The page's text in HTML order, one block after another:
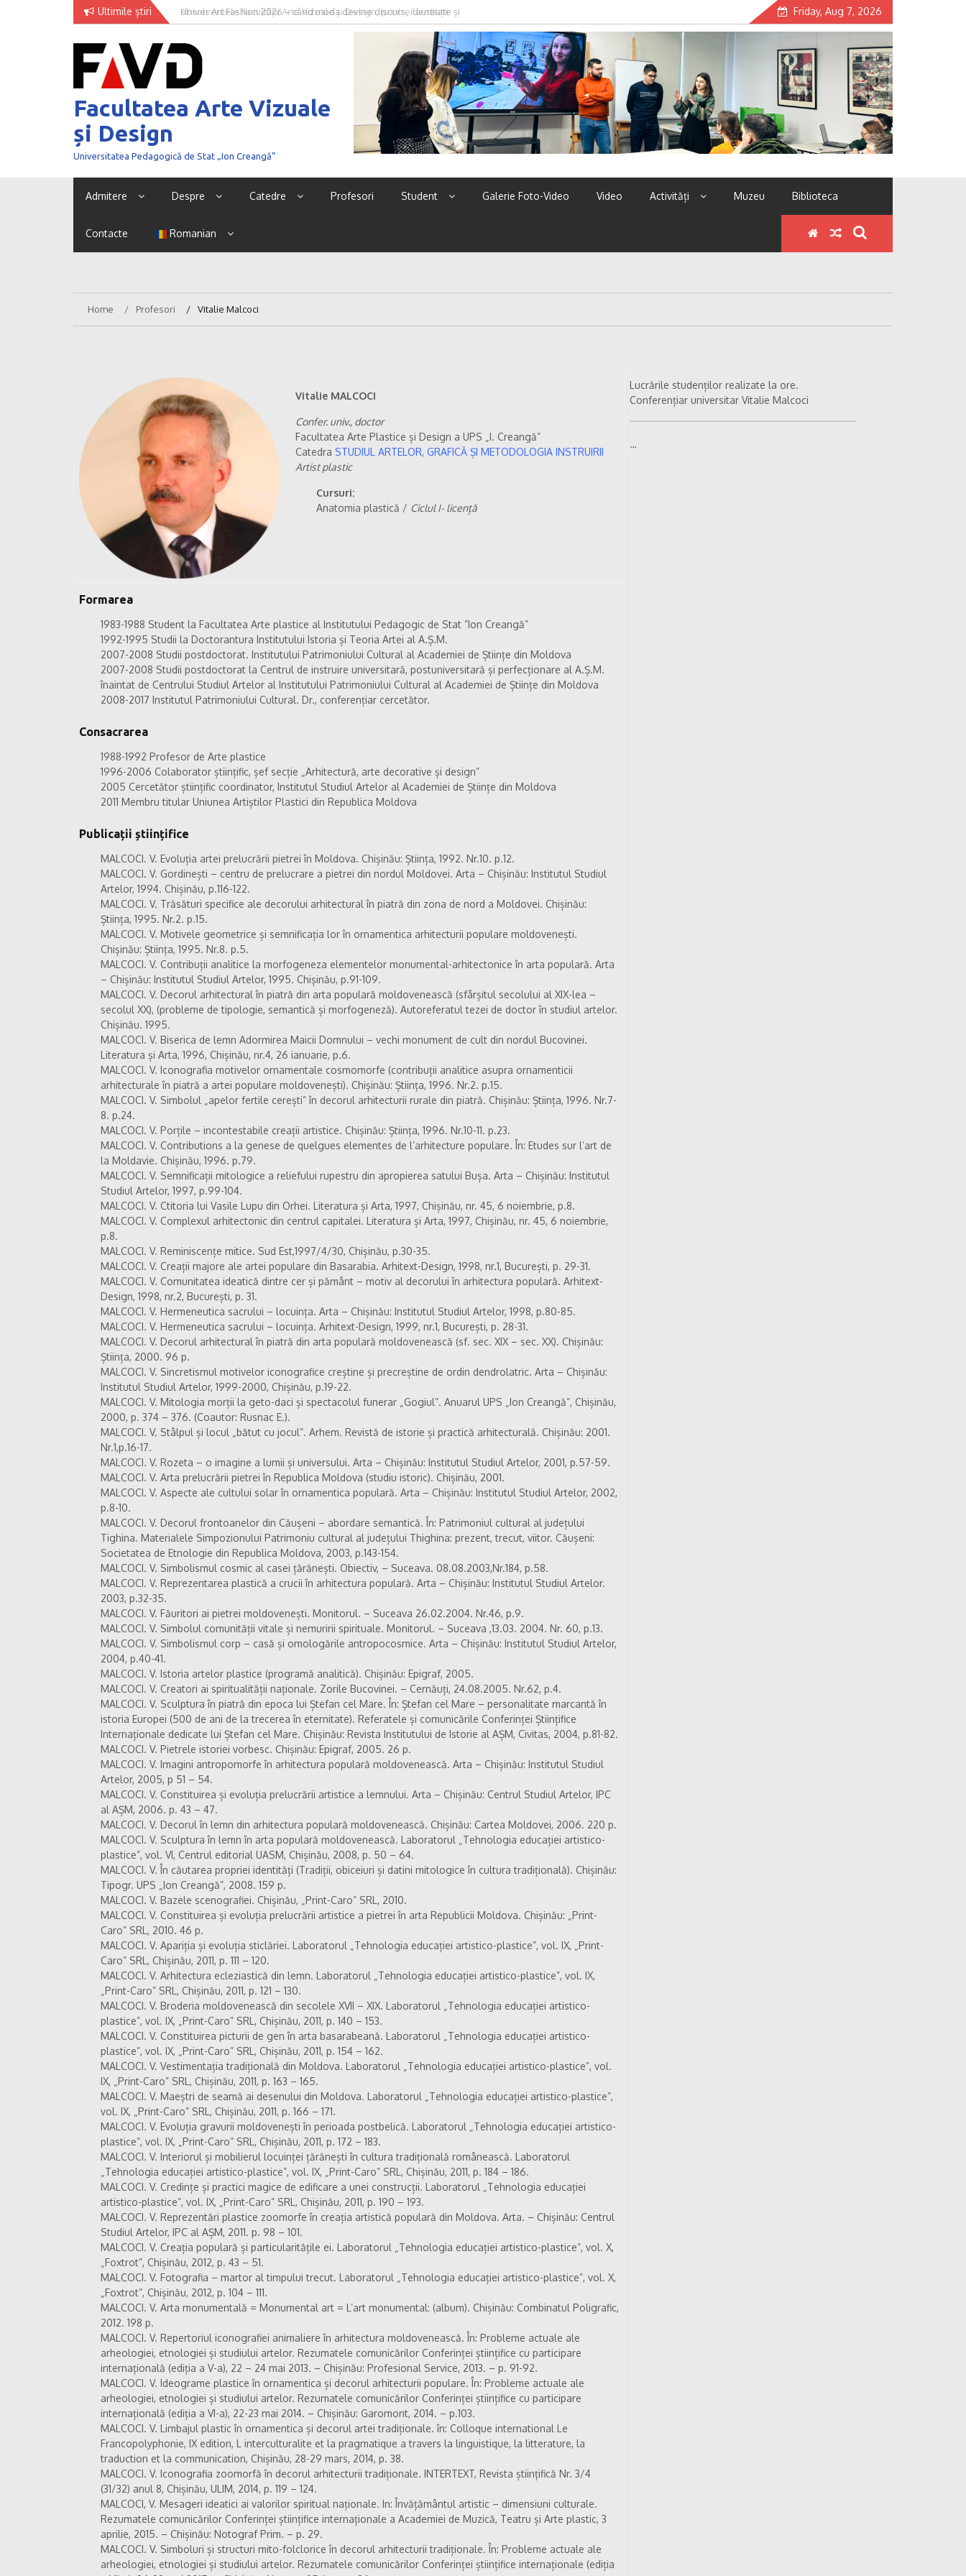
Ultimile știri
Univer Art Fashion 2026 – când moda devine discurs, identitate și
curaj de a fi văzut
Friday, Aug 7, 2026
Facultatea Arte Vizuale
și Design
Universitatea Pedagogică de Stat „Ion Creangă”
Admitere Despre Catedre Profesori Student Galerie Foto-Video Video Activități Muzeu Biblioteca
Contacte Romanian
Home Profesori Vitalie Malcoci
Vitalie MALCOCI
Confer. univ., doctor
Facultatea Arte Plastice și Design a UPS „I. Creangă”
Catedra STUDIUL ARTELOR, GRAFICĂ ȘI METODOLOGIA INSTRUIRII
Artist plastic
Cursuri:
Anatomia plastică / Ciclul I- licență
Lucrările studenților realizate la ore.
Conferențiar universitar Vitalie Malcoci
…
Formarea
1983-1988 Student la Facultatea Arte plastice al Institutului Pedagogic de Stat ”Ion Creangă”
1992-1995 Studii la Doctorantura Institutului Istoria și Teoria Artei al A.Ș.M.
2007-2008 Studii postdoctorat. Institutului Patrimoniului Cultural al Academiei de Științe din Moldova
2007-2008 Studii postdoctorat la Centrul de instruire universitară, postuniversitară și perfecționare al A.Ș.M.
înaintat de Centrului Studiul Artelor al Institutului Patrimoniului Cultural al Academiei de Științe din Moldova
2008-2017 Institutul Patrimoniului Cultural. Dr., conferențiar cercetător.
Consacrarea
1988-1992 Profesor de Arte plastice
1996-2006 Colaborator științific, șef secție „Arhitectură, arte decorative și design”
2005 Cercetător științific coordinator, Institutul Studiul Artelor al Academiei de Științe din Moldova
2011 Membru titular Uniunea Artiștilor Plastici din Republica Moldova
Publicații științifice
MALCOCI. V. Evoluția artei prelucrării pietrei în Moldova. Chișinău: Știința, 1992. Nr.10. p.12.
MALCOCI. V. Gordinești – centru de prelucrare a pietrei din nordul Moldovei. Arta – Chișinău: Institutul Studiul
Artelor, 1994. Chișinău, p.116-122.
MALCOCI. V. Trăsături specifice ale decorului arhitectural în piatră din zona de nord a Moldovei. Chișinău:
Știința, 1995. Nr.2. p.15.
MALCOCI. V. Motivele geometrice și semnificația lor în ornamentica arhitecturii populare moldovenești.
Chișinău: Știința, 1995. Nr.8. p.5.
MALCOCI. V. Contribuții analitice la morfogeneza elementelor monumental-arhitectonice în arta populară. Arta
– Chișinău: Institutul Studiul Artelor, 1995. Chișinău, p.91-109.
MALCOCI. V. Decorul arhitectural în piatră din arta populară moldovenească (sfârșitul secolului al XIX-lea –
secolul XX), (probleme de tipologie, semantică și morfogeneză). Autoreferatul tezei de doctor în studiul artelor.
Chișinău. 1995.
MALCOCI. V. Biserica de lemn Adormirea Maicii Domnului – vechi monument de cult din nordul Bucovinei.
Literatura și Arta, 1996, Chișinău, nr.4, 26 ianuarie, p.6.
MALCOCI. V. Iconografia motivelor ornamentale cosmomorfe (contribuții analitice asupra ornamenticii
arhitecturale în piatră a artei populare moldovenești). Chișinău: Știința, 1996. Nr.2. p.15.
MALCOCI. V. Simbolul „apelor fertile cerești” în decorul arhitecturii rurale din piatră. Chișinău: Știința, 1996. Nr.7-
8. p.24.
MALCOCI. V. Porțile – incontestabile creații artistice. Chișinău: Știința, 1996. Nr.10-11. p.23.
MALCOCI. V. Contributions a la genese de quelgues elementes de l’arhitecture populare. În: Etudes sur l’art de
la Moldavie. Chișinău, 1996. p.79.
MALCOCI. V. Semnificații mitologice a reliefului rupestru din apropierea satului Bușa. Arta – Chișinău: Institutul
Studiul Artelor, 1997, p.99-104.
MALCOCI. V. Ctitoria lui Vasile Lupu din Orhei. Literatura și Arta, 1997, Chișinău, nr. 45, 6 noiembrie, p.8.
MALCOCI. V. Complexul arhitectonic din centrul capitalei. Literatura și Arta, 1997, Chișinău, nr. 45, 6 noiembrie,
p.8.
MALCOCI. V. Reminiscențe mitice. Sud Est,1997/4/30, Chișinău, p.30-35.
MALCOCI. V. Creații majore ale artei populare din Basarabia. Arhitext-Design, 1998, nr.1, București, p. 29-31.
MALCOCI. V. Comunitatea ideatică dintre cer și pământ – motiv al decorului în arhitectura populară. Arhitext-
Design, 1998, nr.2, București, p. 31.
MALCOCI. V. Hermeneutica sacrului – locuința. Arta – Chișinău: Institutul Studiul Artelor, 1998, p.80-85.
MALCOCI. V. Hermeneutica sacrului – locuința. Arhitext-Design, 1999, nr.1, București, p. 28-31.
MALCOCI. V. Decorul arhitectural în piatră din arta populară moldovenească (sf. sec. XIX – sec. XX). Chișinău:
Știința, 2000. 96 p.
MALCOCI. V. Sincretismul motivelor iconografice creștine și precreștine de ordin dendrolatric. Arta – Chișinău:
Institutul Studiul Artelor, 1999-2000, Chișinău, p.19-22.
MALCOCI. V. Mitologia morții la geto-daci și spectacolul funerar „Gogiul”. Anuarul UPS „Ion Creangă”, Chișinău,
2000, p. 374 – 376. (Coautor: Rusnac E.).
MALCOCI. V. Stâlpul și locul „bătut cu jocul”. Arhem. Revistă de istorie și practică arhitecturală. Chișinău: 2001.
Nr.1,p.16-17.
MALCOCI. V. Rozeta – o imagine a lumii și universului. Arta – Chișinău: Institutul Studiul Artelor, 2001, p.57-59.
MALCOCI. V. Arta prelucrării pietrei în Republica Moldova (studiu istoric). Chișinău, 2001.
MALCOCI. V. Aspecte ale cultului solar în ornamentica populară. Arta – Chișinău: Institutul Studiul Artelor, 2002,
p.8-10.
MALCOCI. V. Decorul frontoanelor din Căușeni – abordare semantică. În: Patrimoniul cultural al județului
Tighina. Materialele Simpozionului Patrimoniu cultural al județului Thighina: prezent, trecut, viitor. Căușeni:
Societatea de Etnologie din Republica Moldova, 2003, p.143-154.
MALCOCI. V. Simbolismul cosmic al casei țărănești. Obiectiv, – Suceava. 08.08.2003,Nr.184, p.58.
MALCOCI. V. Reprezentarea plastică a crucii în arhitectura populară. Arta – Chișinău: Institutul Studiul Artelor.
2003, p.32-35.
MALCOCI. V. Făuritori ai pietrei moldovenești. Monitorul. – Suceava 26.02.2004. Nr.46, p.9.
MALCOCI. V. Simbolul comunității vitale și nemuririi spirituale. Monitorul. – Suceava ,13.03. 2004. Nr. 60, p.13.
MALCOCI. V. Simbolismul corp – casă și omologările antropocosmice. Arta – Chișinău: Institutul Studiul Artelor,
2004, p.40-41.
MALCOCI. V. Istoria artelor plastice (programă analitică). Chișinău: Epigraf, 2005.
MALCOCI. V. Creatori ai spiritualității naționale. Zorile Bucovinei. – Cernăuți, 24.08.2005. Nr.62, p.4.
MALCOCI. V. Sculptura în piatră din epoca lui Ștefan cel Mare. În: Ștefan cel Mare – personalitate marcantă în
istoria Europei (500 de ani de la trecerea în eternitate). Referatele și comunicările Conferinței Științifice
Internaționale dedicate lui Ștefan cel Mare. Chișinău: Revista Institutului de Istorie al AȘM, Civitas, 2004, p.81-82.
MALCOCI. V. Pietrele istoriei vorbesc. Chișinău: Epigraf, 2005. 26 p.
MALCOCI. V. Imagini antropomorfe în arhitectura populară moldovenească. Arta – Chișinău: Institutul Studiul
Artelor, 2005, p 51 – 54.
MALCOCI. V. Constituirea și evoluția prelucrării artistice a lemnului. Arta – Chișinău: Centrul Studiul Artelor, IPC
al AȘM, 2006. p. 43 – 47.
MALCOCI. V. Decorul în lemn din arhitectura populară moldovenească. Chișinău: Cartea Moldovei, 2006. 220 p.
MALCOCI. V. Sculptura în lemn în arta populară moldovenească. Laboratorul „Tehnologia educației artistico-
plastice”, vol. VI, Centrul editorial UASM, Chișinău, 2008, p. 50 – 64.
MALCOCI. V. În căutarea propriei identități (Tradiții, obiceiuri și datini mitologice în cultura tradițională). Chișinău:
Tipogr. UPS „Ion Creangă”, 2008. 159 p.
MALCOCI. V. Bazele scenografiei. Chișinău, „Print-Caro” SRL, 2010.
MALCOCI. V. Constituirea și evoluția prelucrării artistice a pietrei în arta Republicii Moldova. Chișinău: „Print-
Caro” SRL, 2010. 46 p.
MALCOCI. V. Apariția și evoluția sticlăriei. Laboratorul „Tehnologia educației artistico-plastice”, vol. IX, „Print-
Caro” SRL, Chișinău, 2011, p. 111 – 120.
MALCOCI. V. Arhitectura ecleziastică din lemn. Laboratorul „Tehnologia educației artistico-plastice”, vol. IX,
„Print-Caro” SRL, Chișinău, 2011, p. 121 – 130.
MALCOCI. V. Broderia moldovenească din secolele XVII – XIX. Laboratorul „Tehnologia educației artistico-
plastice”, vol. IX, „Print-Caro” SRL, Chișinău, 2011, p. 140 – 153.
MALCOCI. V. Constituirea picturii de gen în arta basarabeană. Laboratorul „Tehnologia educației artistico-
plastice”, vol. IX, „Print-Caro” SRL, Chișinău, 2011, p. 154 – 162.
MALCOCI. V. Vestimentația tradițională din Moldova. Laboratorul „Tehnologia educației artistico-plastice”, vol.
IX, „Print-Caro” SRL, Chișinău, 2011, p. 163 – 165.
MALCOCI. V. Maeștri de seamă ai desenului din Moldova. Laboratorul „Tehnologia educației artistico-plastice”,
vol. IX, „Print-Caro” SRL, Chișinău, 2011, p. 166 – 171.
MALCOCI. V. Evoluția gravurii moldovenești în perioada postbelică. Laboratorul „Tehnologia educației artistico-
plastice”, vol. IX, „Print-Caro” SRL, Chișinău, 2011, p. 172 – 183.
MALCOCI. V. Interiorul și mobilierul locuinței țărănești în cultura tradițională românească. Laboratorul
„Tehnologia educației artistico-plastice”, vol. IX, „Print-Caro” SRL, Chișinău, 2011, p. 184 – 186.
MALCOCI. V. Credințe și practici magice de edificare a unei construcții. Laboratorul „Tehnologia educației
artistico-plastice”, vol. IX, „Print-Caro” SRL, Chișinău, 2011, p. 190 – 193.
MALCOCI. V. Reprezentări plastice zoomorfe în creația artistică populară din Moldova. Arta. – Chișinău: Centrul
Studiul Artelor, IPC al AȘM, 2011. p. 98 – 101.
MALCOCI. V. Creația populară și particularitățile ei. Laboratorul „Tehnologia educației artistico-plastice”, vol. X,
„Foxtrot”, Chișinău, 2012, p. 43 – 51.
MALCOCI. V. Fotografia – martor al timpului trecut. Laboratorul „Tehnologia educației artistico-plastice”, vol. X,
„Foxtrot”, Chișinău, 2012, p. 104 – 111.
MALCOCI. V. Arta monumentală = Monumental art = L’art monumental: (album). Chișinău: Combinatul Poligrafic,
2012. 198 p.
MALCOCI. V. Repertoriul iconografiei animaliere în arhitectura moldovenească. În: Probleme actuale ale
arheologiei, etnologiei și studiului artelor. Rezumatele comunicărilor Conferinței științifice cu participare
internațională (ediția a V-a), 22 – 24 mai 2013. – Chișinău: Profesional Service, 2013. – p. 91-92.
MALCOCI. V. Ideograme plastice în ornamentica și decorul arhitecturii populare. În: Probleme actuale ale
arheologiei, etnologiei și studiului artelor. Rezumatele comunicărilor Conferinței științifice cu participare
internațională (ediția a VI-a), 22-23 mai 2014. – Chișinău: Garomont, 2014. – p.103.
MALCOCI. V. Limbajul plastic în ornamentica și decorul artei tradiționale. în: Colloque international Le
Francopolyphonie, IX edition, L interculturalite et la pragmatique a travers la linguistique, la litterature, la
traduction et la communication, Chișinău, 28-29 mars, 2014, p. 38.
MALCOCI. V. Iconografia zoomorfă în decorul arhitecturii tradiționale. INTERTEXT, Revista științifică Nr. 3/4
(31/32) anul 8, Chișinău, ULIM, 2014, p. 119 – 124.
MALCOCI, V. Mesageri ideatici ai valorilor spiritual naționale. In: Învățământul artistic – dimensiuni culturale.
Rezumatele comunicărilor Conferinței științifice internaționale a Academiei de Muzică, Teatru și Arte plastic, 3
aprilie, 2015. – Chișinău: Notograf Prim. – p. 29.
MALCOCI. V. Simboluri și structuri mito-folclorice în decorul arhitecturii tradiționale. În: Probleme actuale ale
arheologiei, etnologiei și studiului artelor. Rezumatele comunicărilor Conferinței științifice internaționale (ediția